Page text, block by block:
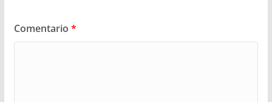
Comentario *